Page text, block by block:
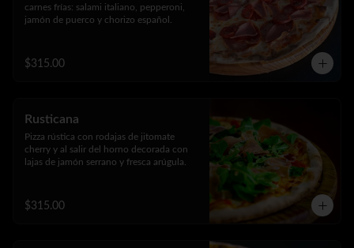
carnes frías: salami italiano, pepperoni,
jamón de puerco y chorizo español.
$315.00
Rusticana
Pizza rústica con rodajas de jitomate
cherry y al salir del horno decorada con
lajas de jamón serrano y fresca arúgula.
$315.00